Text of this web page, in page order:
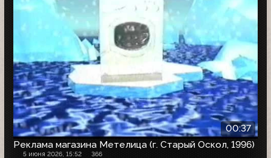
00:37
Реклама магазина Метелица (г. Старый Оскол, 1996)
5 июня 2026, 15:52 366